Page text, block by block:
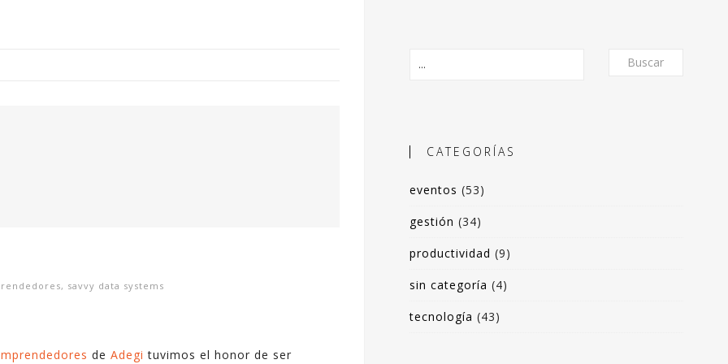
Busco ofrecer un formato de micro-posts que
narren mis experiencias en torno a la
análisis de datos. Desde herramientas de apoyo
, savvy data systems
de Adegi tuvimos el honor de ser
Buscar
CATEGORÍAS
eventos (53)
gestión (34)
productividad (9)
sin categoría (4)
tecnología (43)